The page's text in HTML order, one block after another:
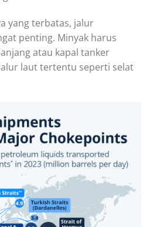
yang terbatas, jalur
penting. Minyak harus
atau kapal tanker
laut tertentu seperti selat